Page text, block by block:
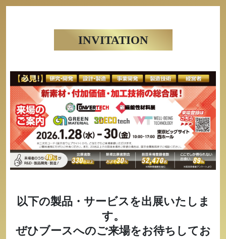
INVITATION
以下の製品・サービスを出展いたしま
す。
ぜひブースへのご来場をお待ちしてお